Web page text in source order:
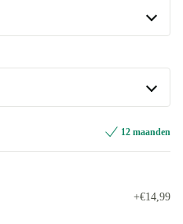
+€6,59
+€6,59
+€19
12 maanden
+€14,99